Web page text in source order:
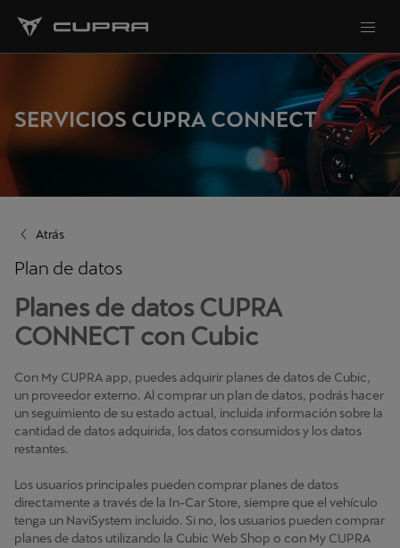
SERVICIOS CUPRA CONNECT
Atrás
Plan de datos
Planes de datos CUPRA
CONNECT con Cubic
Con My CUPRA app, puedes adquirir planes de datos de Cubic,
un proveedor externo. Al comprar un plan de datos, podrás hacer
un seguimiento de su estado actual, incluida información sobre la
cantidad de datos adquirida, los datos consumidos y los datos
restantes.
Los usuarios principales pueden comprar planes de datos
directamente a través de la In-Car Store, siempre que el vehículo
tenga un NaviSystem incluido. Si no, los usuarios pueden comprar
planes de datos utilizando la Cubic Web Shop o con My CUPRA